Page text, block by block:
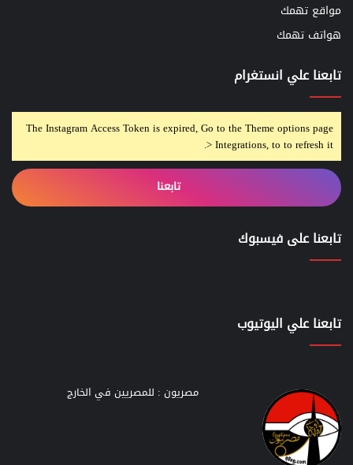
مواقع تهمك
هواتف تهمك
تابعنا علي انستغرام
The Instagram Access Token is expired, Go to the Theme options page
> Integrations, to to refresh it.
تابعنا
تابعنا على فيسبوك
تابعنا علي اليوتيوب
مصريون : للمصريين في الخارج